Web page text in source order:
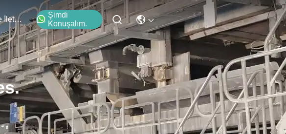
Bizimle İletişim
Şimdi
Konuşalım.